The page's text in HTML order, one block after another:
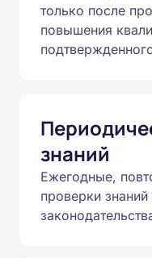
только после
повышения
знаний
Ежегодные,
проверки